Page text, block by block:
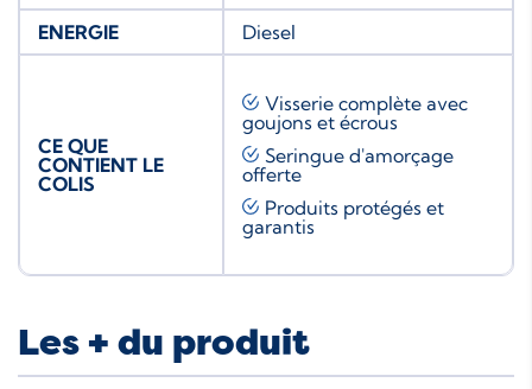
ENERGIE Diesel
CE QUE
CONTIENT LE
COLIS
Visserie complète avec
goujons et écrous
Seringue d'amorçage
offerte
Produits protégés et
garantis
Les + du produit